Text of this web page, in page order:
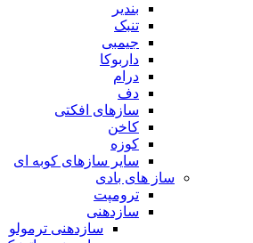
بندیر
تنبک
جیمبی
داربوکا
درام
دف
سازهای افکتی
کاخن
کوزه
سایر سازهای کوبه ای
ساز های بادی
ترومپت
سازدهنی
سازدهنی ترمولو